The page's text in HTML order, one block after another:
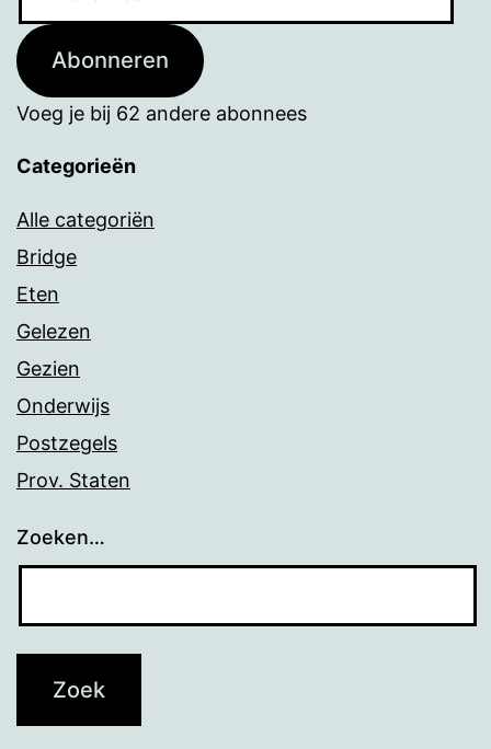
Abonneren
Voeg je bij 62 andere abonnees
Categorieën
Alle categoriën
Bridge
Eten
Gelezen
Gezien
Onderwijs
Postzegels
Prov. Staten
Zoeken…